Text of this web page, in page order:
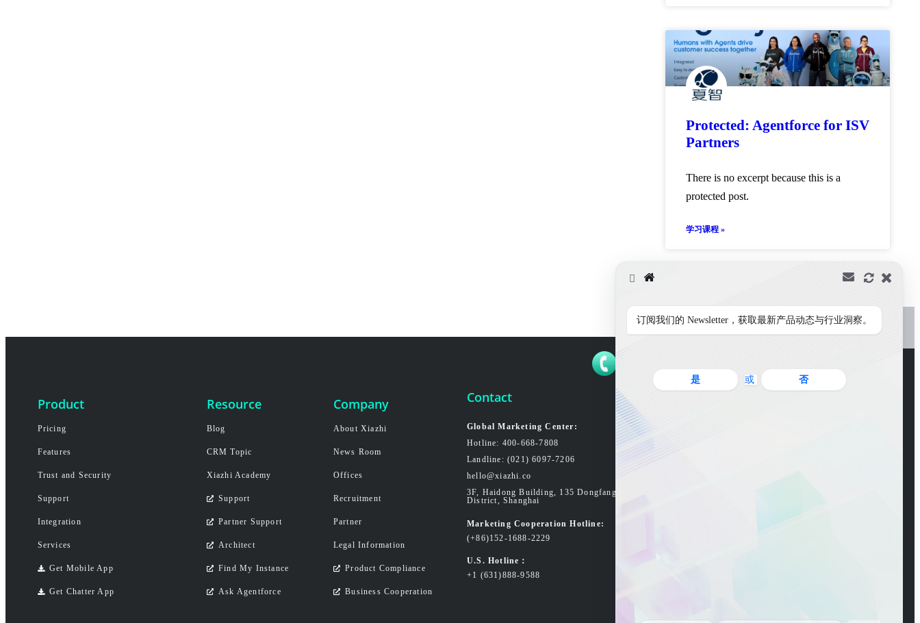
Protected: Agentforce for ISV
Partners
There is no excerpt because this is a
protected post.
学习课程 »
Product
Pricing
Features
Trust and Security
Support
Integration
Services
Get Mobile App
Get Chatter App
Resource
Blog
CRM Topic
Xiazhi Academy
Support
Partner Support
Architect
Find My Instance
Ask Agentforce
Company
About Xiazhi
News Room
Offices
Recruitment
Partner
Legal Information
Product Compliance
Business Cooperation
Contact
Global Marketing Center:
Hotline: 400-668-7808
Landline: (021) 6097-7206
hello@xiazhi.co
3F, Haidong Building, 135 Dongfang Road, Pudong New
District, Shanghai
Marketing Cooperation Hotline:
(+86)152-1688-2229
U.S. Hotline：
+1 (631)888-9588
订阅我们的 Newsletter，获取最新产品动态与行业洞察。
是 或 否